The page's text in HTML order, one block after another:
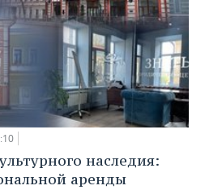
наследия:
аренды